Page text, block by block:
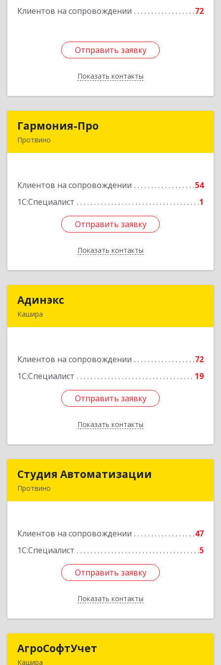
Клиентов на сопровождении 72
Отправить заявку
Показать контакты
Подробнее
Отправить заявку
Назад
Гармония-Про
Протвино
Клиентов на сопровождении
54
1С:Специалист
1
Отправить заявку
Показать контакты
Подробнее
Отправить заявку
Назад
Адинэкс
Кашира
Клиентов на сопровождении
72
1С:Специалист
19
Отправить заявку
Показать контакты
Подробнее
Отправить заявку
Назад
Студия Автоматизации
Протвино
Клиентов на сопровождении
47
1С:Специалист
5
Отправить заявку
Показать контакты
Студия Автоматизации
Подробнее
Отправить заявку
Назад
АгроСофтУчет
Кашира